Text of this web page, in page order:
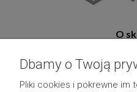
O
Dbamy o Twoją
Pliki cookies i pokrewne im